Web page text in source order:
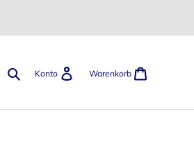
Suchen
Konto Einloggen
Warenkorb